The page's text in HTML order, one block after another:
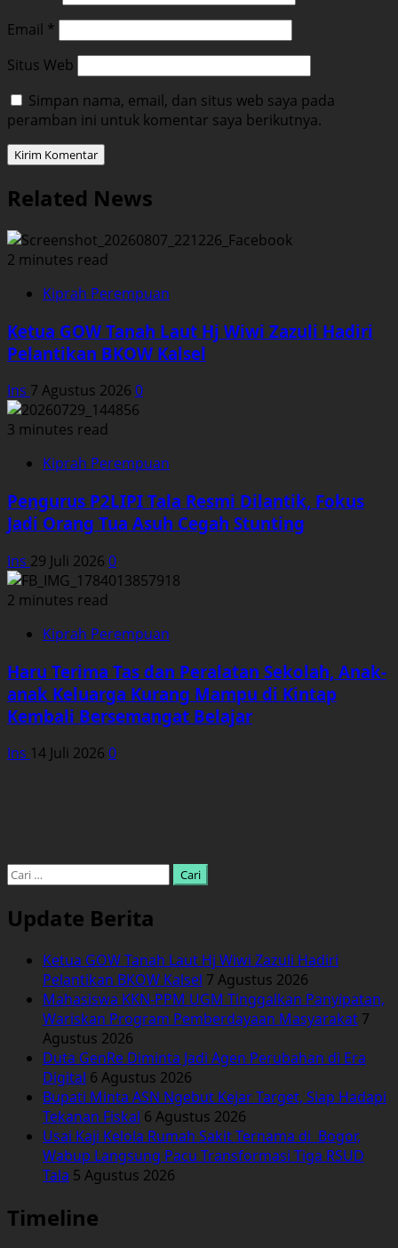
Email *
Situs Web
Simpan nama, email, dan situs web saya pada
peramban ini untuk komentar saya berikutnya.
Related News
2 minutes read
Kiprah Perempuan
Ketua GOW Tanah Laut Hj Wiwi Zazuli Hadiri
Pelantikan BKOW Kalsel
Ins 7 Agustus 2026 0
3 minutes read
Kiprah Perempuan
Pengurus P2LIPI Tala Resmi Dilantik, Fokus
Jadi Orang Tua Asuh Cegah Stunting
Ins 29 Juli 2026 0
2 minutes read
Kiprah Perempuan
Haru Terima Tas dan Peralatan Sekolah, Anak-
anak Keluarga Kurang Mampu di Kintap
Kembali Bersemangat Belajar
Ins 14 Juli 2026 0
Cari
Update Berita
Ketua GOW Tanah Laut Hj Wiwi Zazuli Hadiri
Pelantikan BKOW Kalsel 7 Agustus 2026
Mahasiswa KKN-PPM UGM Tinggalkan Panyipatan,
Wariskan Program Pemberdayaan Masyarakat 7
Agustus 2026
Duta GenRe Diminta Jadi Agen Perubahan di Era
Digital 6 Agustus 2026
Bupati Minta ASN Ngebut Kejar Target, Siap Hadapi
Tekanan Fiskal 6 Agustus 2026
Usai Kaji Kelola Rumah Sakit Ternama di Bogor,
Wabup Langsung Pacu Transformasi Tiga RSUD
Tala 5 Agustus 2026
Timeline